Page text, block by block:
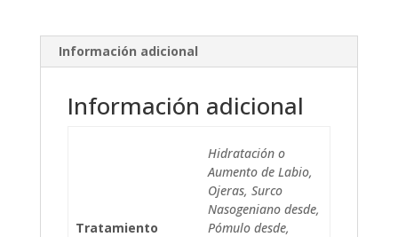
Información adicional
Información adicional
Tratamiento
Hidratación o
Aumento de Labio,
Ojeras, Surco
Nasogeniano desde,
Pómulo desde,